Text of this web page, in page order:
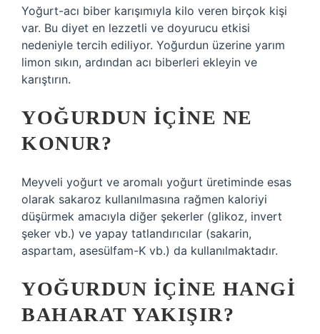
Yoğurt-acı biber karışımıyla kilo veren birçok kişi
var. Bu diyet en lezzetli ve doyurucu etkisi
nedeniyle tercih ediliyor. Yoğurdun üzerine yarım
limon sıkın, ardından acı biberleri ekleyin ve
karıştırın.
YOĞURDUN IÇINE NE
KONUR?
Meyveli yoğurt ve aromalı yoğurt üretiminde esas
olarak sakaroz kullanılmasına rağmen kaloriyi
düşürmek amacıyla diğer şekerler (glikoz, invert
şeker vb.) ve yapay tatlandırıcılar (sakarin,
aspartam, asesülfam-K vb.) da kullanılmaktadır.
YOĞURDUN IÇINE HANGI
BAHARAT YAKIŞIR?